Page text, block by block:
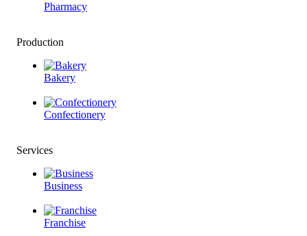
Pharmacy
Production
Bakery
Confectionery
Services
Business
Franchise